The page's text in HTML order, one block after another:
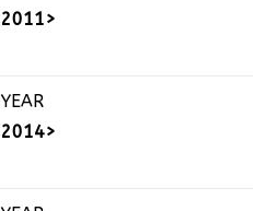
2011>
YEAR
2014>